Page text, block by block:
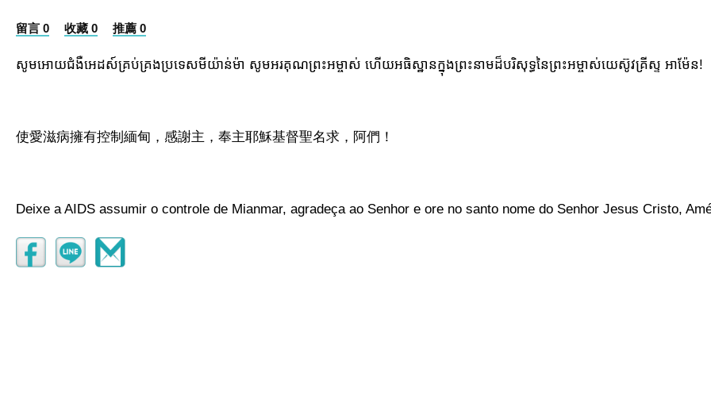
留言 0 收藏 0 推薦 0
សូមអោយជំងឺអេដស៍គ្រប់គ្រងប្រទេសមីយ៉ាន់ម៉ា សូមអរគុណព្រះអម្ចាស់ ហើយអធិស្ឋានក្នុងព្រះនាមដ៏បរិសុទ្ធនៃព្រះអម្ចាស់យេស៊ូវគ្រីស្ទ អាម៉ែន!
使愛滋病擁有控制緬甸，感謝主，奉主耶穌基督聖名求，阿們！
Deixe a AIDS assumir o controle de Mianmar, agradeça ao Senhor e ore no santo nome do Senhor Jesus Cristo,